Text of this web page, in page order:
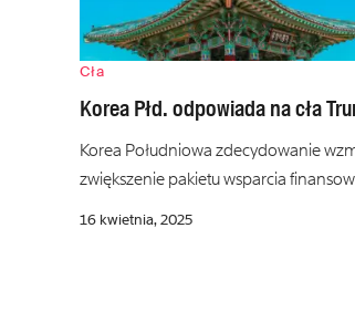
Cła
Korea Płd. odpowiada na cła
Korea Południowa zdecydowanie
zwiększenie pakietu wsparcia
16 kwietnia, 2025